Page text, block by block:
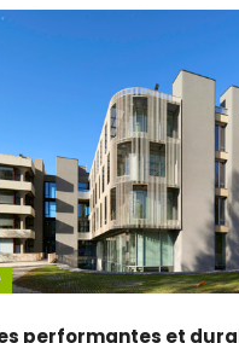
performantes et